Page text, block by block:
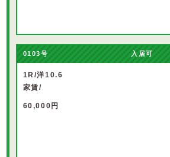
0103号 入居可
1R/洋10.6
家賃/
60,000円